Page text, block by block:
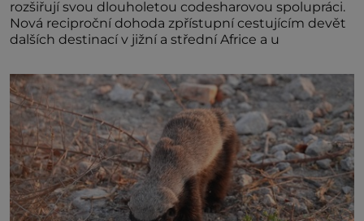
rozšiřují svou dlouholetou codesharovou spolupráci.
Nová reciproční dohoda zpřístupní cestujícím devět
dalších destinací v jižní a střední Africe a u